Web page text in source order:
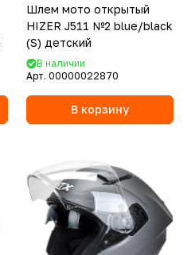
Шлем мото открытый
HIZER J511 №2 blue/black
(S) детский
В наличии
Арт. 00000022870
В корзину